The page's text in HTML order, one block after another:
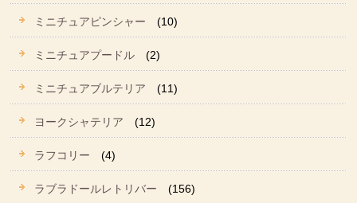
ミニチュアピンシャー (10)
ミニチュアプードル (2)
ミニチュアブルテリア (11)
ヨークシャテリア (12)
ラフコリー (4)
ラブラドールレトリバー (156)